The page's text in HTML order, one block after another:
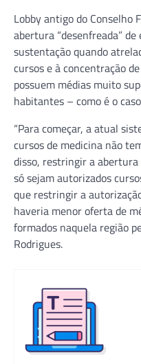
Lobby antigo do Conselho
abertura “desenfreada”
sustentação quando
cursos e à concentração
possuem médias muito
habitantes – como é o
“Para começar, a atual
cursos de medicina não
disso, restringir a
só sejam autorizados
que restringir a
haveria menor oferta de
formados naquela região
Rodrigues.